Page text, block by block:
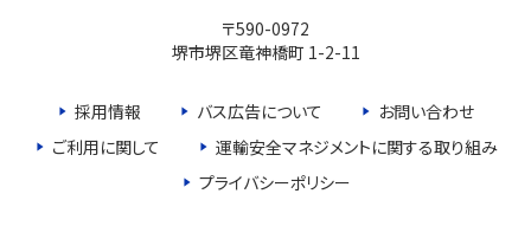
〒590-0972
堺市堺区竜神橋町 1-2-11
採用情報 バス広告について
お問い合わせ
ご利用に関して
運輸安全マネジメントに関する取り組み
プライバシーポリシー